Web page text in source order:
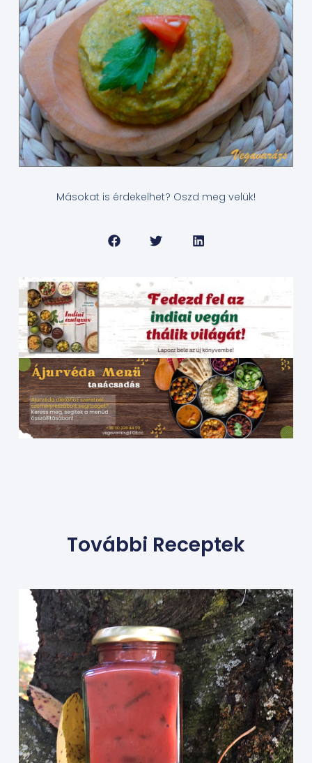
Másokat is érdekelhet? Oszd meg velük!
További Receptek